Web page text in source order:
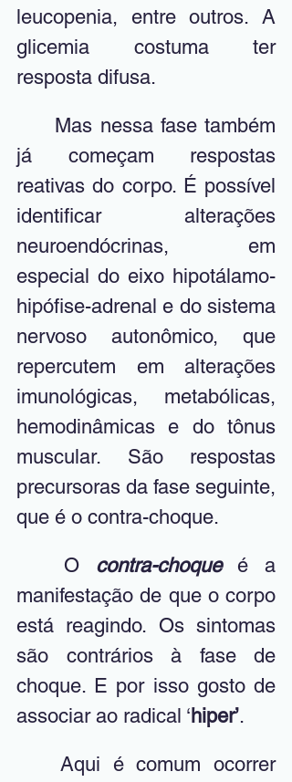
leucopenia, entre outros. A
glicemia costuma ter
resposta difusa.
já começam respostas
reativas do corpo. É possível
identificar alterações
neuroendócrinas, em
especial do eixo hipotálamo-
hipófise-adrenal e do sistema
nervoso autonômico, que
repercutem em alterações
imunológicas, metabólicas,
hemodinâmicas e do tônus
muscular. São respostas
precursoras da fase seguinte,
que é o contra-choque.
	O
contra-choque é a
manifestação de que o corpo
está reagindo. Os sintomas
são contrários à fase de
choque. E por isso gosto de
associar ao radical ‘ hiper’.
	Aqui é comum ocorrer